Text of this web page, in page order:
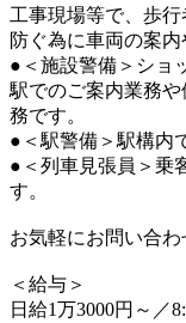
工事現場等で、歩
防ぐ為に車両の案内
●＜施設警備＞ショ
駅でのご案内業務
務です。
●＜駅警備＞駅構内
●＜列車見張員＞乗
す。
お気軽にお問い合わ
＜給与＞
日給1万3000円～／